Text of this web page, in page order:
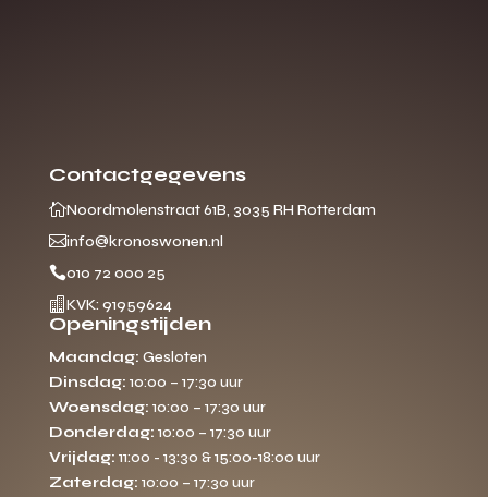
Contactgegevens
Noordmolenstraat 61B, 3035 RH Rotterdam
info@kronoswonen.nl
010 72 000 25
 KVK: 91959624
Openingstijden
Maandag: Gesloten
Dinsdag: 10:00 – 17:30 uur
Woensdag: 10:00 – 17:30 uur
Donderdag: 10:00 – 17:30 uur
Vrijdag: 11:00 - 13:30 & 15:00-18:00 uur
Zaterdag: 10:00 – 17:30 uur